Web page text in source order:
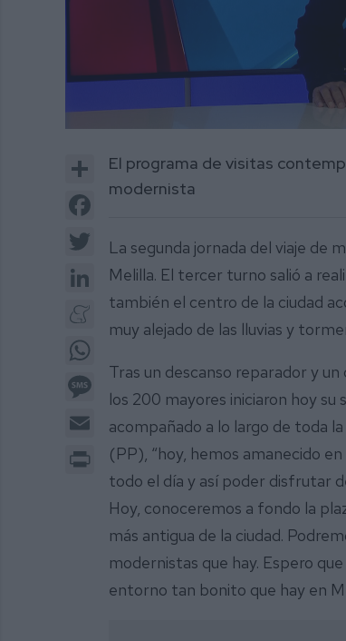
4
minutes,
48
seconds
Share
Facebook
LinkedIn
Meneame
WhatsApp
Message
Print
El programa de visitas
modernista
La segunda jornada del viaje de
Melilla. El tercer turno salió a
también el centro de la ciudad
muy alejado de las lluvias y
Tras un descanso reparador y
los 200 mayores iniciaron hoy su
acompañado a lo largo de toda
(PP), “hoy, hemos amanecido
todo el día y así poder disfrutar
Hoy, conoceremos a fondo la
más antigua de la ciudad.
modernistas que hay. Espero
entorno tan bonito que hay en